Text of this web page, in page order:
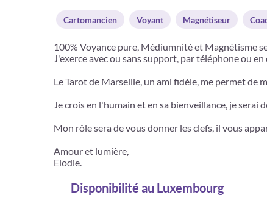
Cartomancien Voyant Magnétiseur
100% Voyance pure, Médiumnité et Magnétisme
J'exerce avec ou sans support, par téléphone ou
Le Tarot de Marseille, un ami fidèle, me permet
Je crois en l'humain et en sa bienveillance, je
Mon rôle sera de vous donner les clefs, il vous
Amour et lumière,
Elodie.
Disponibilité au Luxembourg